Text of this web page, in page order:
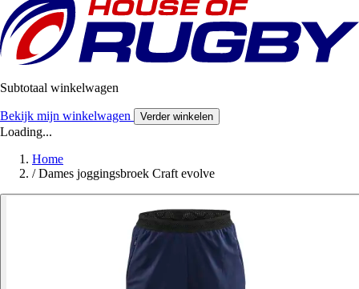
Subtotaal winkelwagen
Bekijk mijn winkelwagen Verder winkelen
Loading...
Home
/ Dames joggingsbroek Craft evolve